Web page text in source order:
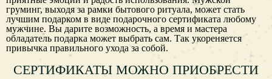
груминг, выходя за рамки бытового ритуала, может стать
лучшим подарком в виде подарочного сертификата любому
мужчине. Вы дарите возможность, а время и мастера
обладатель подарка может выбрать сам. Так укореняется
привычка правильного ухода за собой.
СЕРТИФИКАТЫ МОЖНО ПРИОБРЕСТИ